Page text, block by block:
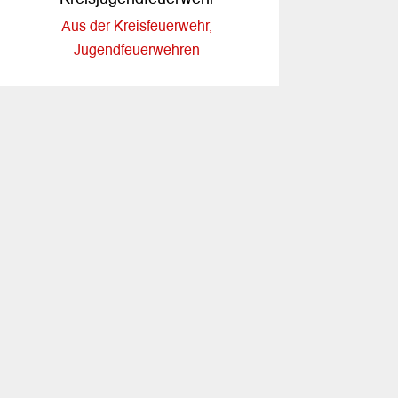
Aus der Kreisfeuerwehr,
Jugendfeuerwehren